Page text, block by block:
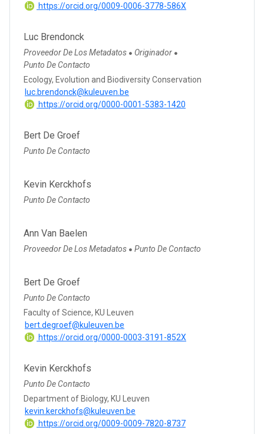
https://orcid.org/0009-0006-3778-586X
Luc Brendonck
Proveedor De Los Metadatos ● Originador ●
Punto De Contacto
Ecology, Evolution and Biodiversity Conservation
luc.brendonck@kuleuven.be
https://orcid.org/0000-0001-5383-1420
Bert De Groef
Punto De Contacto
Kevin Kerckhofs
Punto De Contacto
Ann Van Baelen
Proveedor De Los Metadatos ● Punto De Contacto
Bert De Groef
Punto De Contacto
Faculty of Science, KU Leuven
bert.degroef@kuleuven.be
https://orcid.org/0000-0003-3191-852X
Kevin Kerckhofs
Punto De Contacto
Department of Biology, KU Leuven
kevin.kerckhofs@kuleuven.be
https://orcid.org/0009-0009-7820-8737